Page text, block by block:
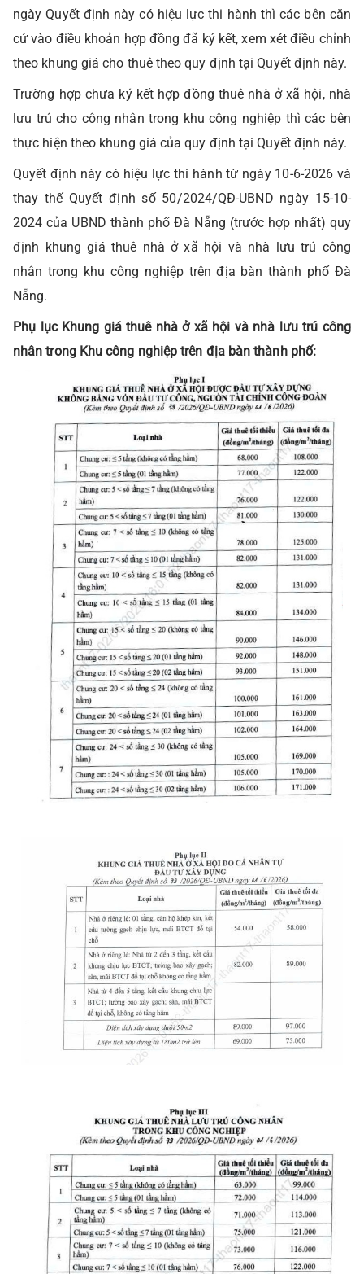
ngày Quyết định này có hiệu lực thi hành thì các bên căn
cứ vào điều khoản hợp đồng đã ký kết, xem xét điều chỉnh
theo khung giá cho thuê theo quy định tại Quyết định này.
Trường hợp chưa ký kết hợp đồng thuê nhà ở xã hội, nhà
lưu trú cho công nhân trong khu công nghiệp thì các bên
thực hiện theo khung giá của quy định tại Quyết định này.
Quyết định này có hiệu lực thi hành từ ngày 10-6-2026 và
thay thế Quyết định số 50/2024/QĐ-UBND ngày 15-10-
2024 của UBND thành phố Đà Nẵng (trước hợp nhất) quy
định khung giá thuê nhà ở xã hội và nhà lưu trú công
nhân trong khu công nghiệp trên địa bàn thành phố Đà
Nẵng.
Phụ lục Khung giá thuê nhà ở xã hội và nhà lưu trú công
nhân trong Khu công nghiệp trên địa bàn thành phố: